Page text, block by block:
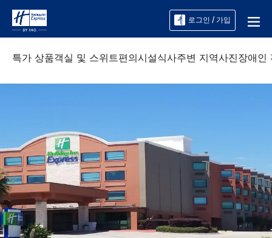
로그인 / 가입
특가 상품객실 및 스위트편의시설식사주변 지역사진장애인